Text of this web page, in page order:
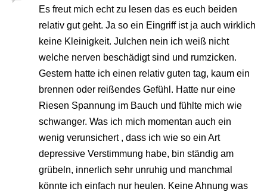
Es freut mich echt zu lesen das es euch beiden
relativ gut geht. Ja so ein Eingriff ist ja auch wirklich
keine Kleinigkeit. Julchen nein ich weiß nicht
welche nerven beschädigt sind und rumzicken.
Gestern hatte ich einen relativ guten tag, kaum ein
brennen oder reißendes Gefühl. Hatte nur eine
Riesen Spannung im Bauch und fühlte mich wie
schwanger. Was ich mich momentan auch ein
wenig verunsichert , dass ich wie so ein Art
depressive Verstimmung habe, bin ständig am
grübeln, innerlich sehr unruhig und manchmal
könnte ich einfach nur heulen. Keine Ahnung was